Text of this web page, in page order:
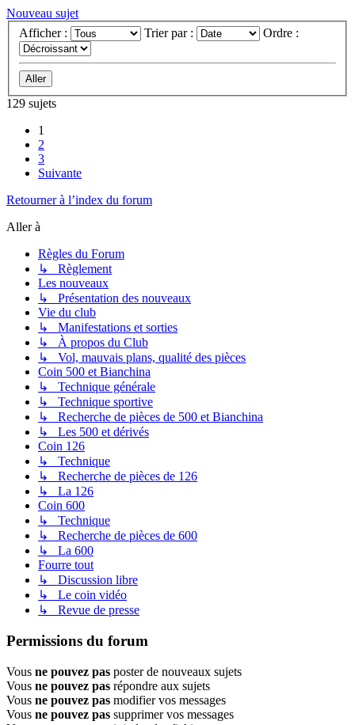
Nouveau sujet
Afficher :
Trier par : Ordre :
129 sujets
1
2
3
Suivante
Retourner à l’index du forum
Aller à
Règles du Forum
↳ Règlement
Les nouveaux
↳ Présentation des nouveaux
Vie du club
↳ Manifestations et sorties
↳ À propos du Club
↳ Vol, mauvais plans, qualité des pièces
Coin 500 et Bianchina
↳ Technique générale
↳ Technique sportive
↳ Recherche de pièces de 500 et Bianchina
↳ Les 500 et dérivés
Coin 126
↳ Technique
↳ Recherche de pièces de 126
↳ La 126
Coin 600
↳ Technique
↳ Recherche de pièces de 600
↳ La 600
Fourre tout
↳ Discussion libre
↳ Le coin vidéo
↳ Revue de presse
Permissions du forum
Vous ne pouvez pas poster de nouveaux sujets
Vous ne pouvez pas répondre aux sujets
Vous ne pouvez pas modifier vos messages
Vous ne pouvez pas supprimer vos messages